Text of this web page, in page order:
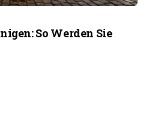
So Werden Sie